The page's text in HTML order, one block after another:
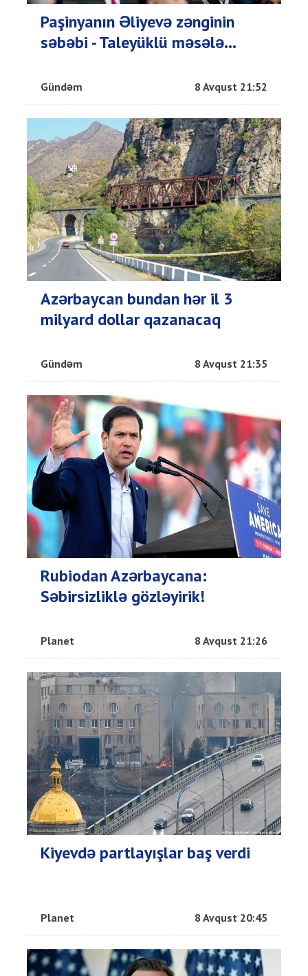
Paşinyanın Əliyevə zənginin
səbəbi - Taleyüklü məsələ...
Gündəm 8 Avqust 21:52
Azərbaycan bundan hər il 3
milyard dollar qazanacaq
Gündəm 8 Avqust 21:35
Rubiodan Azərbaycana:
Səbirsizliklə gözləyirik!
Planet 8 Avqust 21:26
Kiyevdə partlayışlar baş verdi
Planet 8 Avqust 20:45